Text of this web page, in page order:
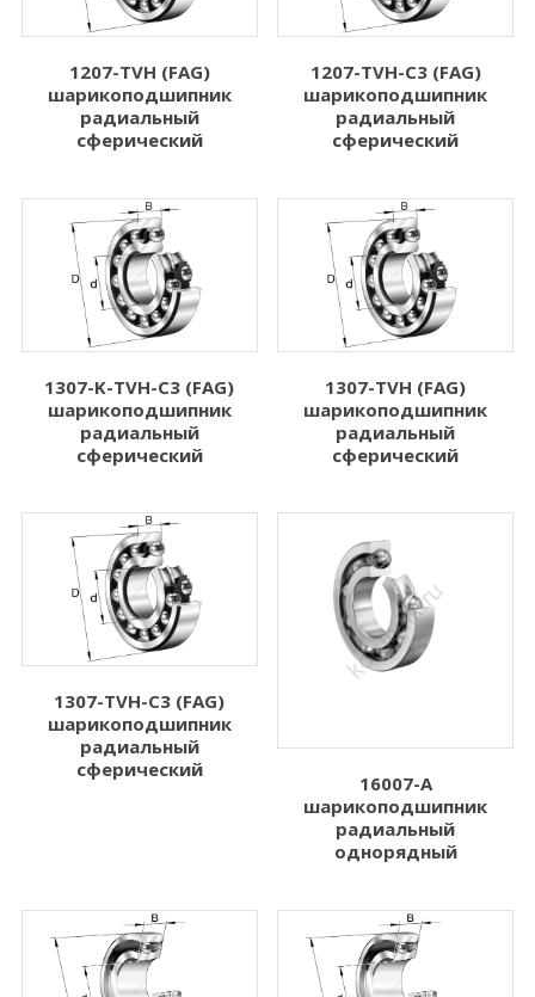
1.000
2.500
3.500
4.000
Показать больше
нагрузка Cr (N)
Динамическая нагрузка Cr (N)
нагрузка C0r (N)
1207-TVH (FAG)
шарикоподшипник
радиальный
сферический
1207-TVH-C3 (FAG)
шарикоподшипник
радиальный
сферический
1307-K-TVH-C3 (FAG)
шарикоподшипник
радиальный
сферический
1307-TVH (FAG)
шарикоподшипник
радиальный
сферический
1307-TVH-C3 (FAG)
шарикоподшипник
радиальный
сферический
16007-A
шарикоподшипник
радиальный
однорядный